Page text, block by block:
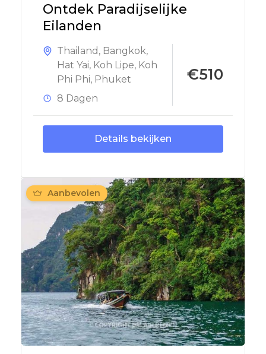
Ontdek Paradijselijke
Eilanden
Thailand , Bangkok,
Hat Yai, Koh Lipe, Koh
Phi Phi, Phuket
8 Dagen
€510
Details bekijken
Aanbevolen